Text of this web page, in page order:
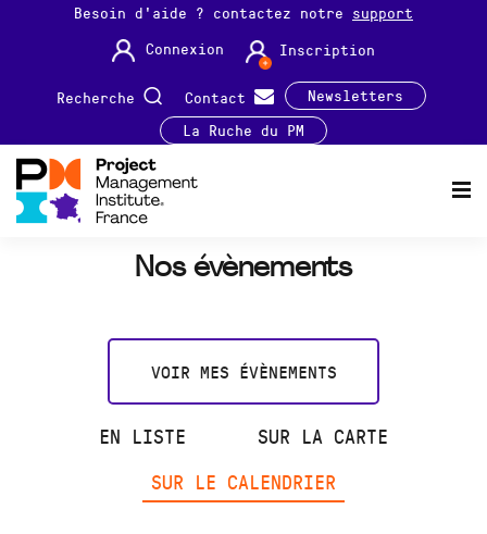
Besoin d'aide ? contactez notre support
Connexion
Inscription
Recherche Contact
Newsletters
La Ruche du PM
Nos évènements
VOIR MES ÉVÈNEMENTS
EN LISTE
SUR LA CARTE
SUR LE CALENDRIER